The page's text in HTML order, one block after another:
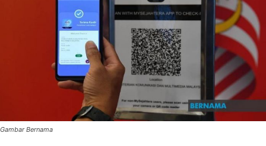
Gambar Bernama